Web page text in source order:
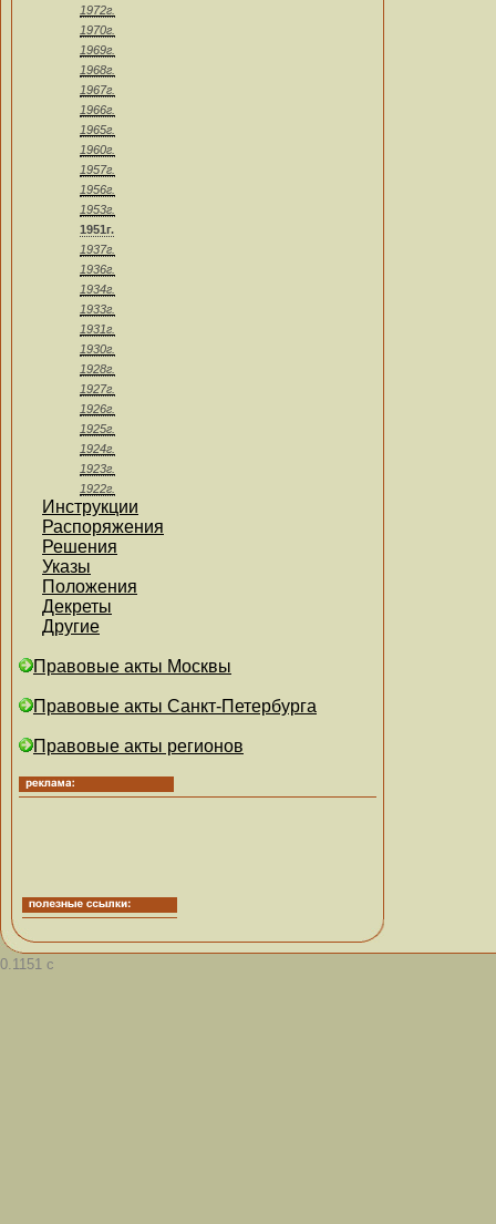
1972г.
1970г.
1969г.
1968г.
1967г.
1966г.
1965г.
1960г.
1957г.
1956г.
1953г.
1951г.
1937г.
1936г.
1934г.
1933г.
1931г.
1930г.
1928г.
1927г.
1926г.
1925г.
1924г.
1923г.
1922г.
Инструкции
Распоряжения
Решения
Указы
Положения
Декреты
Другие
Правовые акты Москвы
Правовые акты Санкт-Петербурга
Правовые акты регионов
0.1151 с